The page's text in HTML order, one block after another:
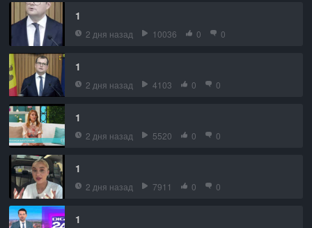
1
2 дня назад 10036 0 0
1
2 дня назад 4103 0 0
1
2 дня назад 5520 0 0
1
2 дня назад 7911 0 0
1